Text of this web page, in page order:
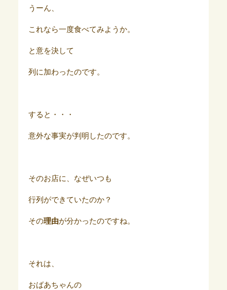
うーん、
これなら一度食べてみようか。
と意を決して
列に加わったのです。
すると・・・
意外な事実が判明したのです。
そのお店に、なぜいつも
行列ができていたのか？
その理由が分かったのですね。
それは、
おばあちゃんの